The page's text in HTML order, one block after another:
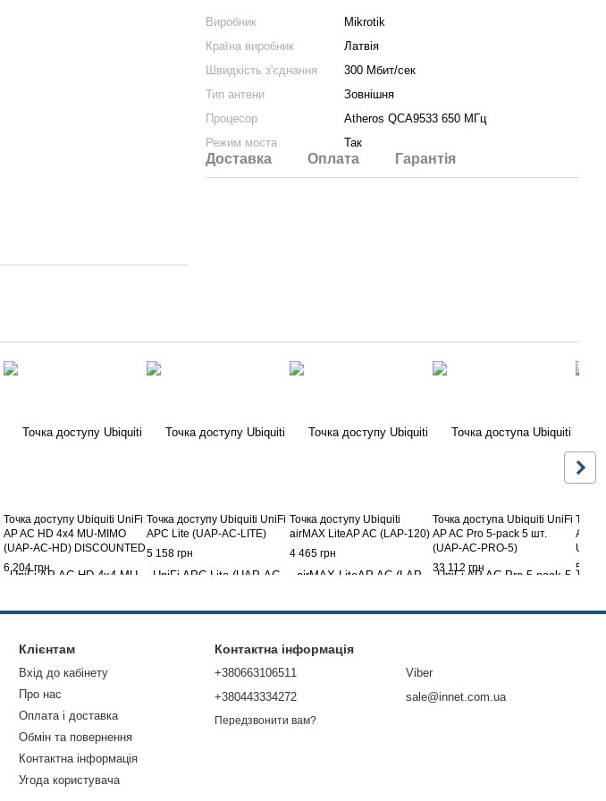
Виробник
Mikrotik
Країна виробник
Латвія
Швидкість з'єднання
300 Мбит/сек
Тип антени
Зовнішня
Процесор
Atheros QCA9533 650 МГц
Режим моста
Так
Доставка Оплата Гарантія
Точка доступу Ubiquiti UniFi
AP AC HD 4x4 MU-MIMO
(UAP-AC-HD) DISCOUNTED
6 204 грн
Точка доступу Ubiquiti UniFi
APC Lite (UAP-AC-LITE)
5 158 грн
Точка доступу Ubiquiti
airMAX LiteAP AC (LAP-120)
4 465 грн
Точка доступа Ubiquiti UniFi
AP AC Pro 5-pack 5 шт.
(UAP-AC-PRO-5)
33 112 грн
AP
5 195
Клієнтам
Вхід до кабінету
Про нас
Оплата і доставка
Обмін та повернення
Контактна інформація
Угода користувача
Контактна інформація
+380663106511
+380443334272
Передзвонити вам?
Viber
sale@innet.com.ua